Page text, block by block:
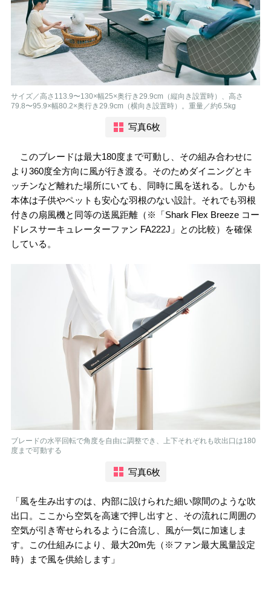
サイズ／高さ113.9〜130×幅25×奥行き29.9cm（縦向き設置時）、高さ
79.8〜95.9×幅80.2×奥行き29.9cm（横向き設置時）。重量／約6.5kg
写真6枚
このブレードは最大180度まで可動し、その組み合わせに
より360度全方向に風が行き渡る。そのためダイニングとキ
ッチンなど離れた場所にいても、同時に風を送れる。しかも
本体は子供やペットも安心な羽根のない設計。それでも羽根
付きの扇風機と同等の送風距離（※「Shark Flex Breeze コー
ドレスサーキュレーターファン FA222J」との比較）を確保
している。
ブレードの水平回転で角度を自由に調整でき、上下それぞれも吹出口は180
度まで可動する
写真6枚
「風を生み出すのは、内部に設けられた細い隙間のような吹
出口。ここから空気を高速で押し出すと、その流れに周囲の
空気が引き寄せられるように合流し、風が一気に加速しま
す。この仕組みにより、最大20m先（※ファン最大風量設定
時）まで風を供給します」